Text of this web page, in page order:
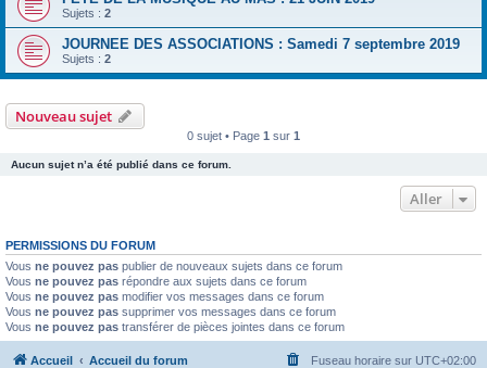
Sujets : 2
JOURNEE DES ASSOCIATIONS : Samedi 7 septembre 2019
Sujets : 2
Nouveau sujet
0 sujet • Page 1 sur 1
Aucun sujet n’a été publié dans ce forum.
Aller
PERMISSIONS DU FORUM
Vous ne pouvez pas publier de nouveaux sujets dans ce forum
Vous ne pouvez pas répondre aux sujets dans ce forum
Vous ne pouvez pas modifier vos messages dans ce forum
Vous ne pouvez pas supprimer vos messages dans ce forum
Vous ne pouvez pas transférer de pièces jointes dans ce forum
Accueil Accueil du forum Fuseau horaire sur UTC+02:00